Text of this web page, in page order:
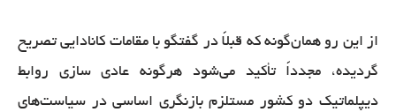
از این رو همان‌گونه که قبلاً در گفتگو با مقامات کانادایی تصریح
گردیده، مجدداً تأکید می‌شود هرگونه عادی سازی روابط
دیپلماتیک دو کشور مستلزم بازنگری اساسی در سیاست‌های